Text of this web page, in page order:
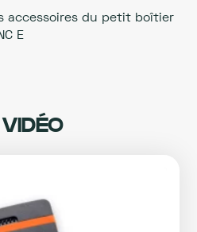
accessoires du petit boîtier
E